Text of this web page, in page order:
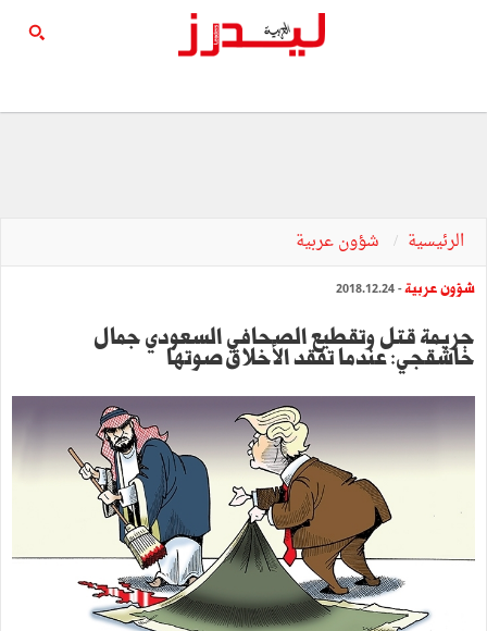
الرئيسية شؤون عربية
شؤون عربية- 2018.12.24
جريمة قتل وتقطيع الصحافي السعودي جمال
خاشقجي: عندما تفقد الأخلاق صوتها